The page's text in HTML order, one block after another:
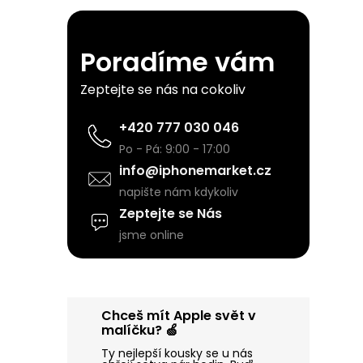
r
a
n
a
Poradíme vám
Zeptejte se nás na cokoliv
+420 777 030 046
Po - Pá: 9:00 - 17:00
info@iphonemarket.cz
napište nám kdykoliv
Zeptejte se Nás
jsme online
Chceš mít Apple svět v
malíčku? 🍏
Ty nejlepší kousky se u nás